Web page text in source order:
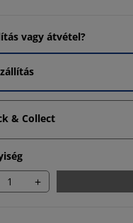
vagy átvétel?
& Collect
+